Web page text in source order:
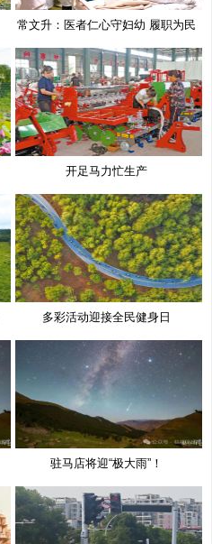
常文升：医者仁心守妇幼 履职为民
开足马力忙生产
多彩活动迎接全民健身日
驻马店将迎“极大雨”！